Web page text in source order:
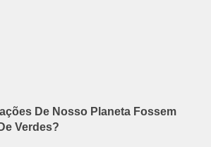
De Nosso Planeta Fossem
Verdes?